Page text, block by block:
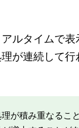
ルタイムで
が連続して行
理が積み重なるこ